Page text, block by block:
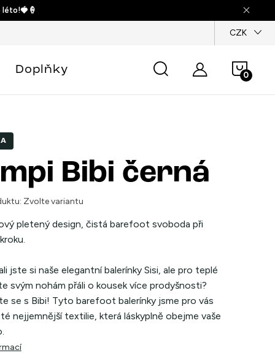
léto!🍓🍦
CZK
košík
Doplňky
Bibi černá
Zvolte variantu
pletený design, čistá barefoot svoboda při
jste si naše elegantní balerínky Sisi, ale pro teplé
svým nohám přáli o kousek více prodyšnosti?
se s Bibi! Tyto barefoot balerínky jsme pro vás
nejjemnější textilie, která láskyplně obejme vaše